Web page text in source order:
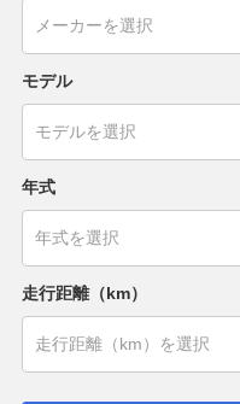
モデル
年式
走行距離（km）